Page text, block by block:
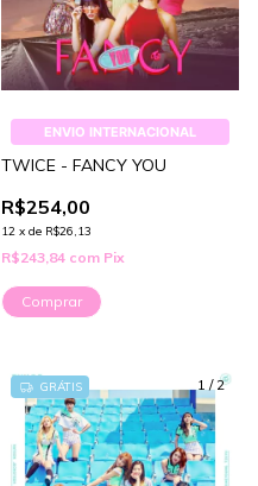
ENVIO INTERNACIONAL
TWICE - FANCY YOU
R$254,00
12 x de R$26,13
R$243,84 com Pix
Comprar
1 / 2
GRÁTIS